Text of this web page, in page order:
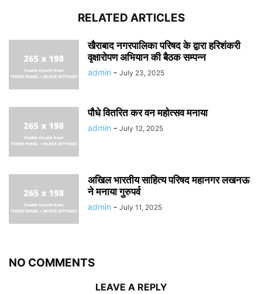
RELATED ARTICLES
खैराबाद नगरपालिका परिषद के द्वारा हरिशंकरी
वृक्षारोपण अभियान की बैठक सम्पन्न
admin - July 23, 2025
पौधे वितरित कर वन महोत्सव मनाया
admin - July 12, 2025
अखिल भारतीय साहित्य परिषद महानगर लखनऊ
ने मनाया गुरुपर्व
admin - July 11, 2025
NO COMMENTS
LEAVE A REPLY